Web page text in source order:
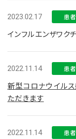
2023.02.17 患
インフルエンザワク
2022.11.14 患
新型コロナウイル
ただきます
2022.11.14 患